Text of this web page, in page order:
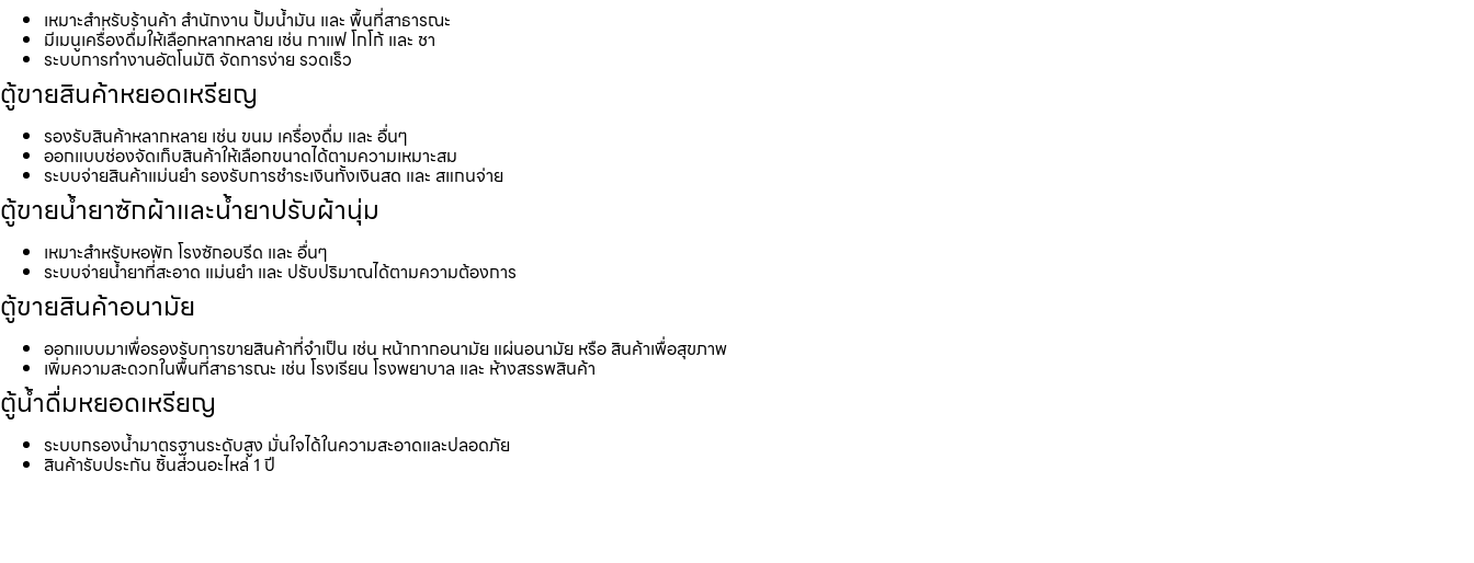
เหมาะสำหรับร้านค้า สำนักงาน ปั้มน้ำมัน และ พื้นที่สาธารณะ
มีเมนูเครื่องดื่มให้เลือกหลากหลาย เช่น กาแฟ โกโก้ และ ชา
ระบบการทำงานอัตโนมัติ จัดการง่าย รวดเร็ว
ตู้ขายสินค้าหยอดเหรียญ
รองรับสินค้าหลากหลาย เช่น ขนม เครื่องดื่ม และ อื่นๆ
ออกแบบช่องจัดเก็บสินค้าให้เลือกขนาดได้ตามความเหมาะสม
ระบบจ่ายสินค้าแม่นยำ รองรับการชำระเงินทั้งเงินสด และ สแกนจ่าย
ตู้ขายน้ำยาซักผ้าและน้ำยาปรับผ้านุ่ม
เหมาะสำหรับหอพัก โรงซักอบรีด และ อื่นๆ
ระบบจ่ายน้ำยาที่สะอาด แม่นยำ และ ปรับปริมาณได้ตามความต้องการ
ตู้ขายสินค้าอนามัย
ออกแบบมาเพื่อรองรับการขายสินค้าที่จำเป็น เช่น หน้ากากอนามัย แผ่นอนามัย หรือ สินค้าเพื่อสุขภาพ
เพิ่มความสะดวกในพื้นที่สาธารณะ เช่น โรงเรียน โรงพยาบาล และ ห้างสรรพสินค้า
ตู้น้ำดื่มหยอดเหรียญ
ระบบกรองน้ำมาตรฐานระดับสูง มั่นใจได้ในความสะอาดและปลอดภัย
สินค้ารับประกัน ชิ้นส่วนอะไหล่ 1 ปี